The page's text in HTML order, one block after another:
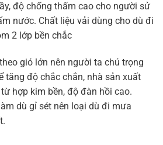
độ chống thấm cao cho người sử
nước. Chất liệu vải dùng cho dù đi
2 lớp bền chắc
gió lớn nên người ta chú trọng
tăng độ chắc chắn, nhà sản xuất
hợp kim bền, độ đàn hồi cao.
dù gỉ sét nên loại dù đi mưa